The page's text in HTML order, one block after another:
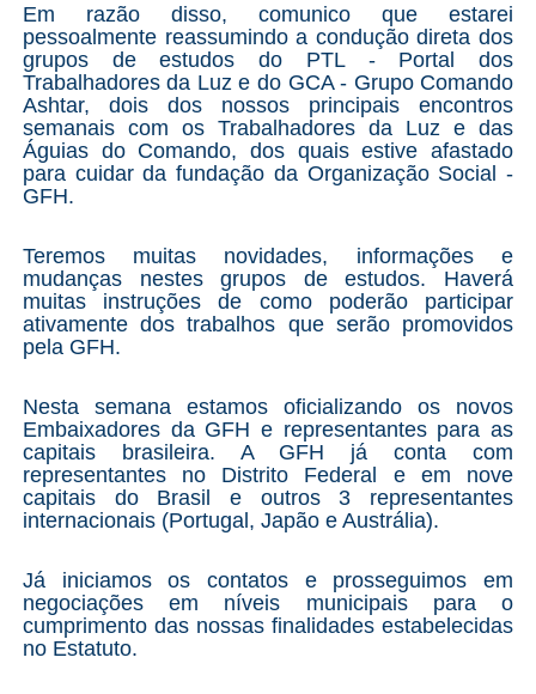
Em razão disso, comunico que estarei
pessoalmente reassumindo a condução direta dos
grupos de estudos do PTL - Portal dos
Trabalhadores da Luz e do GCA - Grupo Comando
Ashtar, dois dos nossos principais encontros
semanais com os Trabalhadores da Luz e das
Águias do Comando, dos quais estive afastado
para cuidar da fundação da Organização Social -
GFH.
Teremos muitas novidades, informações e
mudanças nestes grupos de estudos. Haverá
muitas instruções de como poderão participar
ativamente dos trabalhos que serão promovidos
pela GFH.
Nesta semana estamos oficializando os novos
Embaixadores da GFH e representantes para as
capitais brasileira. A GFH já conta com
representantes no Distrito Federal e em nove
capitais do Brasil e outros 3 representantes
internacionais (Portugal, Japão e Austrália).
Já iniciamos os contatos e prosseguimos em
negociações em níveis municipais para o
cumprimento das nossas finalidades estabelecidas
no Estatuto.